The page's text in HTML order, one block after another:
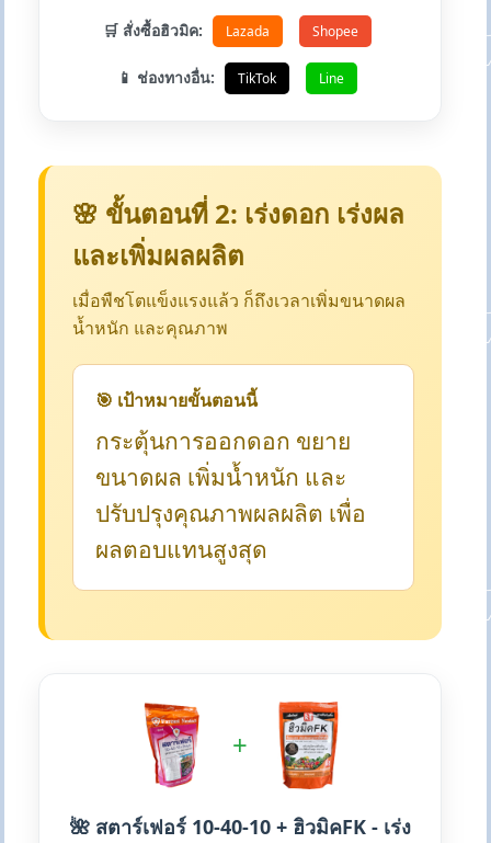
🛒 สั่งซื้อฮิวมิค: Lazada Shopee
📱 ช่องทางอื่น: TikTok Line
🌸 ขั้นตอนที่ 2: เร่งดอก เร่งผล
และเพิ่มผลผลิต
เมื่อพืชโตแข็งแรงแล้ว ก็ถึงเวลาเพิ่มขนาดผล
น้ำหนัก และคุณภาพ
🎯 เป้าหมายขั้นตอนนี้
กระตุ้นการออกดอก ขยาย
ขนาดผล เพิ่มน้ำหนัก และ
ปรับปรุงคุณภาพผลผลิต เพื่อ
ผลตอบแทนสูงสุด
+
🌺 สตาร์เฟอร์ 10-40-10 + ฮิวมิคFK - เร่ง